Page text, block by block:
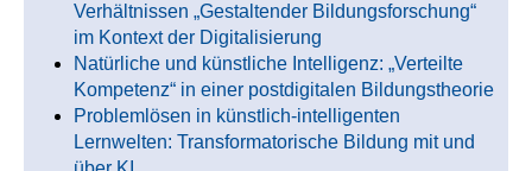
Verhältnissen „Gestaltender Bildungsforschung“
im Kontext der Digitalisierung
Natürliche und künstliche Intelligenz: „Verteilte
Kompetenz“ in einer postdigitalen Bildungstheorie
Problemlösen in künstlich-intelligenten
Lernwelten: Transformatorische Bildung mit und